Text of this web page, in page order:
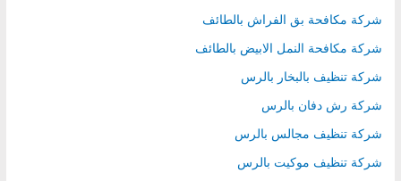
شركة مكافحة بق الفراش بالطائف
شركة مكافحة النمل الابيض بالطائف
شركة تنظيف بالبخار بالرس
شركة رش دفان بالرس
شركة تنظيف مجالس بالرس
شركة تنظيف موكيت بالرس